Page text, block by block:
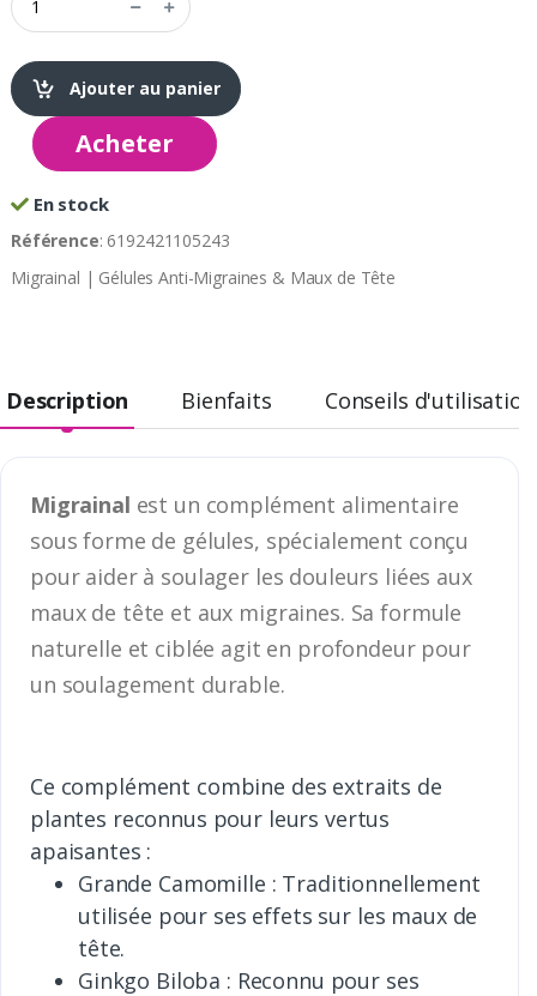
Ajouter au panier
Acheter
En stock
Référence: 6192421105243
Migrainal | Gélules Anti-Migraines & Maux de Tête
Description Bienfaits Conseils d'utilisation
Migrainal est un complément alimentaire
sous forme de gélules, spécialement conçu
pour aider à soulager les douleurs liées aux
maux de tête et aux migraines. Sa formule
naturelle et ciblée agit en profondeur pour
un soulagement durable.
Ce complément combine des extraits de
plantes reconnus pour leurs vertus
apaisantes :
Grande Camomille : Traditionnellement
utilisée pour ses effets sur les maux de
tête.
Ginkgo Biloba : Reconnu pour ses